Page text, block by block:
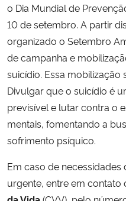
o Dia Mundial de
10 de setembro. A partir
organizado o Setembro
de campanha e
suicídio. Essa
Divulgar que o suicídio é
previsível e lutar contra o
mentais, fomentando a
sofrimento psíquico.
Em caso de
urgente, entre em contato